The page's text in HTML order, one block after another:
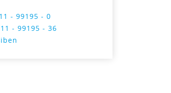
- 99195 - 0
- 99195 - 36